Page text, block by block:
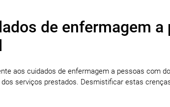
de enfermagem a
aos cuidados de enfermagem a pessoas com
serviços prestados. Desmistificar estas